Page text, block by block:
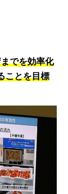
でを効率化
ことを目標